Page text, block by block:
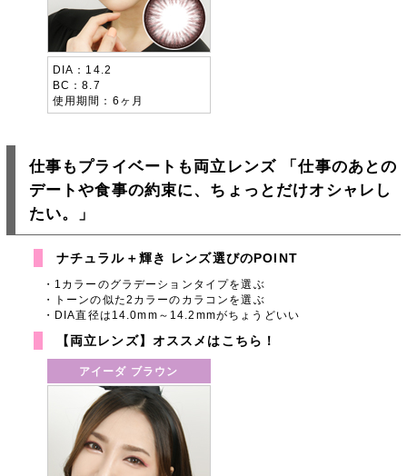
DIA
14.2
BC
8.7
使用期間
6ヶ月
仕事もプライベートも両立レンズ 「仕事のあとの
デートや食事の約束に、ちょっとだけオシャレし
たい。」
ナチュラル＋輝き レンズ選びのPOINT
1カラーのグラデーションタイプを選ぶ
トーンの似た2カラーのカラコンを選ぶ
DIA直径は14.0mm～14.2mmがちょうどいい
【両立レンズ】オススメはこちら！
アイーダ ブラウン